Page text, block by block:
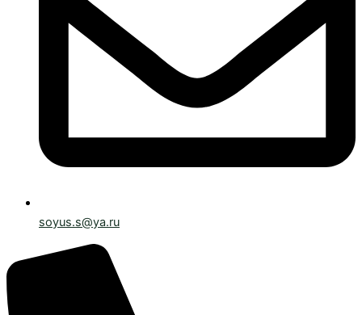
soyus.s@ya.ru